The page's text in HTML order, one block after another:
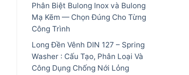
Phân Biệt Bulong Inox và Bulong
Mạ Kẽm — Chọn Đúng Cho Từng
Công Trình
Long Đền Vênh DIN 127 – Spring
Washer : Cấu Tạo, Phân Loại Và
Công Dụng Chống Nới Lỏng